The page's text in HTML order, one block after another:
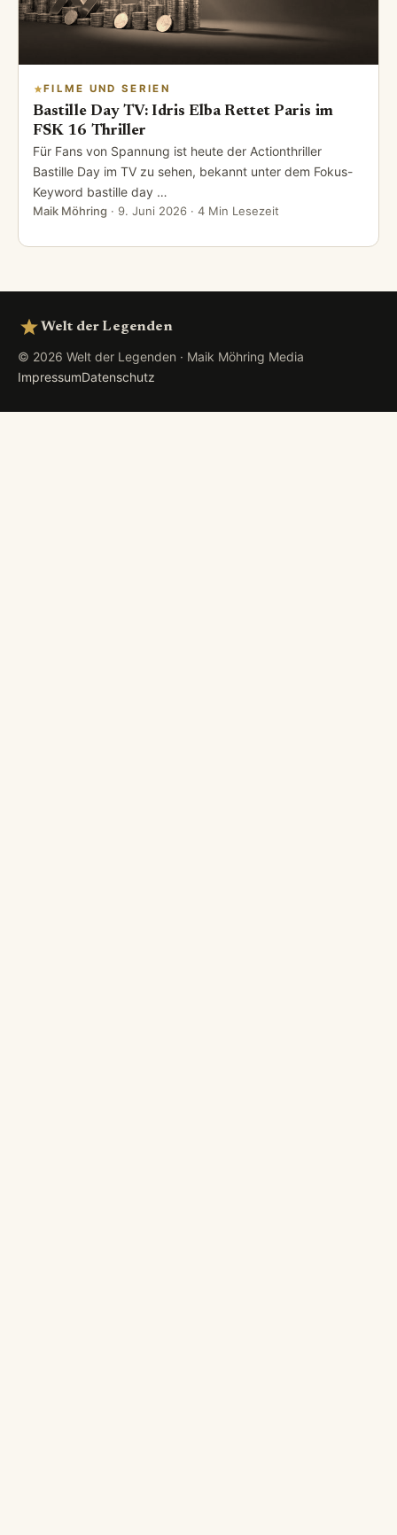
FILME UND SERIEN
Bastille Day TV: Idris Elba Rettet Paris im
FSK 16 Thriller
Für Fans von Spannung ist heute der Actionthriller
Bastille Day im TV zu sehen, bekannt unter dem Fokus-
Keyword bastille day …
Maik Möhring · 9. Juni 2026 · 4 Min Lesezeit
Welt der Legenden
© 2026 Welt der Legenden · Maik Möhring Media
ImpressumDatenschutz